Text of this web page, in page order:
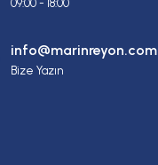
09:00 - 18:00
info@marinreyon.com
Bize Yazın